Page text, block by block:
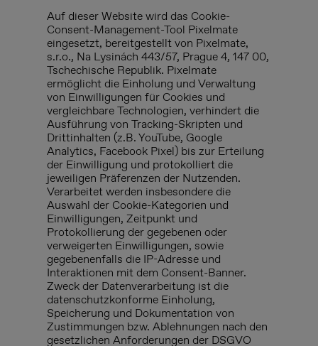
Auf dieser Website wird das Cookie-
Consent-Management-Tool Pixelmate
eingesetzt, bereitgestellt von Pixelmate,
s.r.o., Na Lysinách 443/57, Prague 4, 147 00,
Tschechische Republik. Pixelmate
ermöglicht die Einholung und Verwaltung
von Einwilligungen für Cookies und
vergleichbare Technologien, verhindert die
Ausführung von Tracking-Skripten und
Drittinhalten (z.B. YouTube, Google
Analytics, Facebook Pixel) bis zur Erteilung
der Einwilligung und protokolliert die
jeweiligen Präferenzen der Nutzenden.
Verarbeitet werden insbesondere die
Auswahl der Cookie-Kategorien und
Einwilligungen, Zeitpunkt und
Protokollierung der gegebenen oder
verweigerten Einwilligungen, sowie
gegebenenfalls die IP-Adresse und
Interaktionen mit dem Consent-Banner.
Zweck der Datenverarbeitung ist die
datenschutzkonforme Einholung,
Speicherung und Dokumentation von
Zustimmungen bzw. Ablehnungen nach den
gesetzlichen Anforderungen der DSGVO